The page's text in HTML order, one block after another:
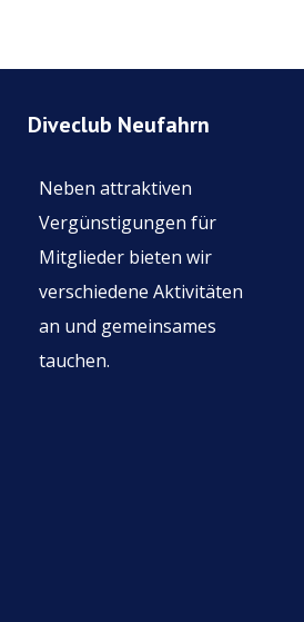
Diveclub Neufahrn
Neben attraktiven
Vergünstigungen für
Mitglieder bieten wir
verschiedene Aktivitäten
an und gemeinsames
tauchen.